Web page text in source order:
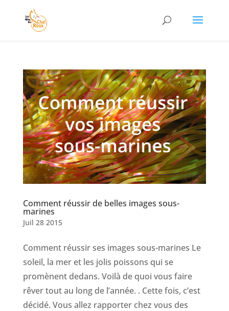
Comment réussir de belles images sous-
marines
Juil 28 2015
Comment réussir ses images sous-marines Le
soleil, la mer et les jolis poissons qui se
promènent dedans. Voilà de quoi vous faire
rêver tout au long de l’année. . Cette fois, c’est
décidé. Vous allez rapporter chez vous des